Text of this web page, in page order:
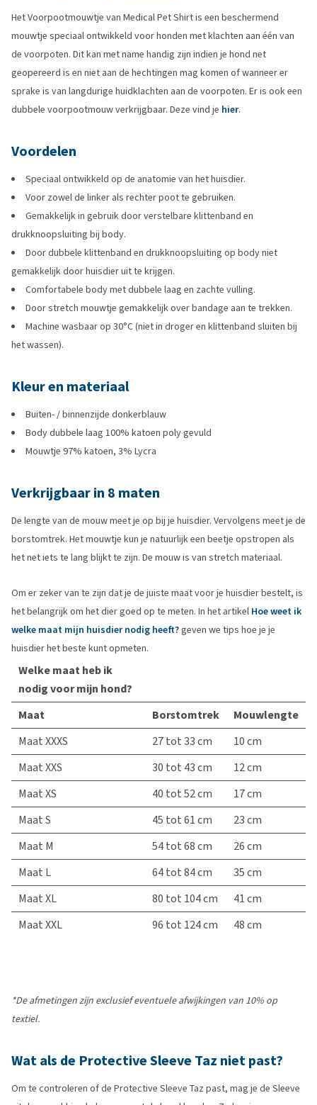
Het Voorpootmouwtje van Medical Pet Shirt is een beschermend
mouwtje speciaal ontwikkeld voor honden met klachten aan één van
de voorpoten. Dit kan met name handig zijn indien je hond net
geopereerd is en niet aan de hechtingen mag komen of wanneer er
sprake is van langdurige huidklachten aan de voorpoten. Er is ook een
dubbele voorpootmouw verkrijgbaar. Deze vind je hier.
Voordelen
Speciaal ontwikkeld op de anatomie van het huisdier.
Voor zowel de linker als rechter poot te gebruiken.
Gemakkelijk in gebruik door verstelbare klittenband en
drukknoopsluiting bij body.
Door dubbele klittenband en drukknoopsluiting op body niet
gemakkelijk door huisdier uit te krijgen.
Comfortabele body met dubbele laag en zachte vulling.
Door stretch mouwtje gemakkelijk over bandage aan te trekken.
Machine wasbaar op 30°C (niet in droger en klittenband sluiten bij
het wassen).
Kleur en materiaal
Buiten- / binnenzijde donkerblauw
Body dubbele laag 100% katoen poly gevuld
Mouwtje 97% katoen, 3% Lycra
Verkrijgbaar in 8 maten
De lengte van de mouw meet je op bij je huisdier. Vervolgens meet je de
borstomtrek. Het mouwtje kun je natuurlijk een beetje opstropen als
het net iets te lang blijkt te zijn. De mouw is van stretch materiaal.
Om er zeker van te zijn dat je de juiste maat voor je huisdier bestelt, is
het belangrijk om het dier goed op te meten. In het artikel Hoe weet ik
welke maat mijn huisdier nodig heeft?geven we tips hoe je je
huisdier het beste kunt opmeten.
Welke maat heb ik
nodig voor mijn hond?
Maat
Borstomtrek
Mouwlengte
Maat XXXS
27 tot 33 cm
10 cm
Maat XXS
30 tot 43 cm
12 cm
Maat XS
40 tot 52 cm
17 cm
Maat S
45 tot 61 cm
23 cm
Maat M
54 tot 68 cm
26 cm
Maat L
64 tot 84 cm
35 cm
Maat XL
80 tot 104 cm
41 cm
Maat XXL
96 tot 124 cm 48 cm
*De afmetingen zijn exclusief eventuele afwijkingen van 10% op
textiel.
Wat als de Protective Sleeve Taz niet past?
Om te controleren of de Protective Sleeve Taz past, mag je de Sleeve